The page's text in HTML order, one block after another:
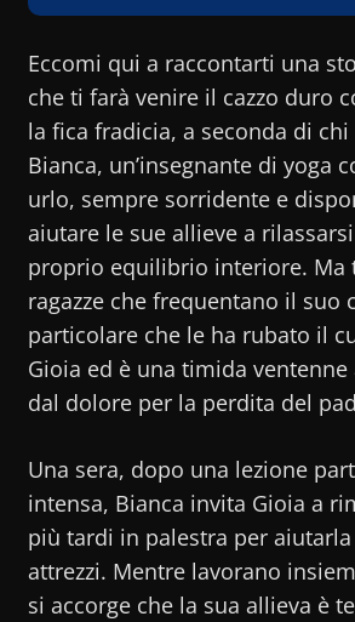
Eccomi qui a raccontarti una
che ti farà venire il cazzo duro
la fica fradicia, a seconda di
Bianca, un’insegnante di yoga
urlo, sempre sorridente e
aiutare le sue allieve a
proprio equilibrio interiore. Ma
ragazze che frequentano il suo
particolare che le ha rubato il
Gioia ed è una timida ventenne
dal dolore per la perdita del
Una sera, dopo una lezione
intensa, Bianca invita Gioia a
più tardi in palestra per
attrezzi. Mentre lavorano
si accorge che la sua allieva è